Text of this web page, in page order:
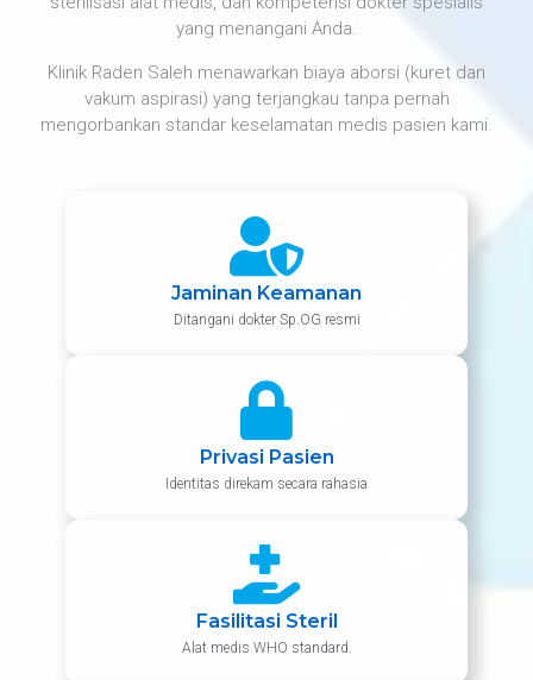
yang menangani Anda.
Klinik Raden Saleh menawarkan biaya aborsi (kuret dan
vakum aspirasi) yang terjangkau tanpa pernah
mengorbankan standar keselamatan medis pasien kami.
Jaminan Keamanan
Ditangani dokter Sp.OG resmi
Privasi Pasien
Identitas direkam secara rahasia
Fasilitasi Steril
Alat medis WHO standard.